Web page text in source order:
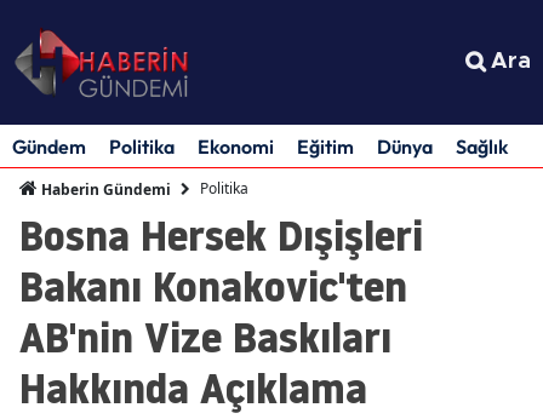
Ara
Gündem Politika Ekonomi Eğitim Dünya Sağlık
Haberin Gündemi Politika
Bosna Hersek Dışişleri
Bakanı Konakovic'ten
AB'nin Vize Baskıları
Hakkında Açıklama